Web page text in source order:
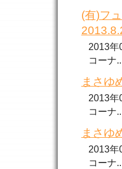
(有)フ
2013年
コーナ
まさ
2013年
コーナ
まさ
2013年
コーナ